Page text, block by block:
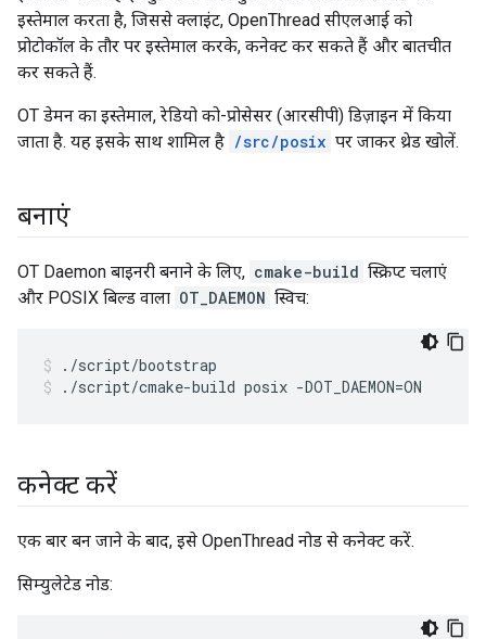
इस्तेमाल करता है, जिससे क्लाइंट, OpenThread सीएलआई को
प्रोटोकॉल के तौर पर इस्तेमाल करके, कनेक्ट कर सकते हैं और बातचीत
कर सकते हैं.
OT डेमन का इस्तेमाल, रेडियो को-प्रोसेसर (आरसीपी) डिज़ाइन में किया
जाता है. यह इसके साथ शामिल है /src/posix पर जाकर थ्रेड खोलें.
बनाएं
OT Daemon बाइनरी बनाने के लिए, cmake-build स्क्रिप्ट चलाएं
और POSIX बिल्ड वाला OT_DAEMON स्विच:
./script/bootstrap
./script/cmake-build posix -DOT_DAEMON=ON
कनेक्ट करें
एक बार बन जाने के बाद, इसे OpenThread नोड से कनेक्ट करें.
सिम्युलेटेड नोड: